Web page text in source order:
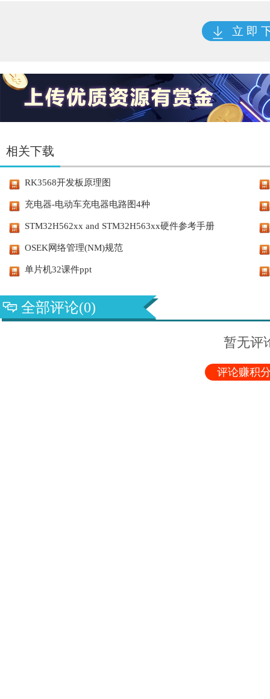
立 即
相关下载
RK3568开发板原理图
充电器-电动车充电器电路图4种
STM32H562xx and STM32H563xx硬件参考手册
OSEK网络管理(NM)规范
单片机32课件ppt
全部评论(0)
暂无评
评论赚积